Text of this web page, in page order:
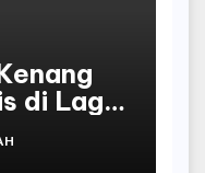
di Laga